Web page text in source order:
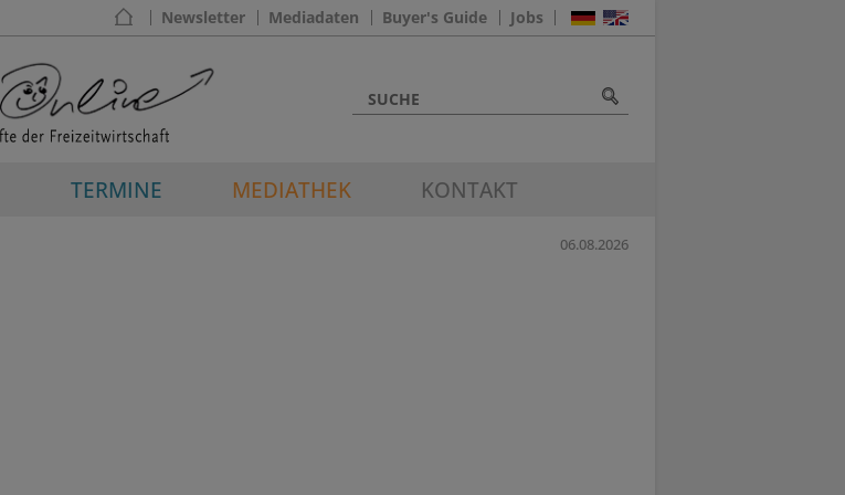
Newsletter Mediadaten Buyer's Guide Jobs
TERMINE MEDIATHEK KONTAKT
06.08.2026